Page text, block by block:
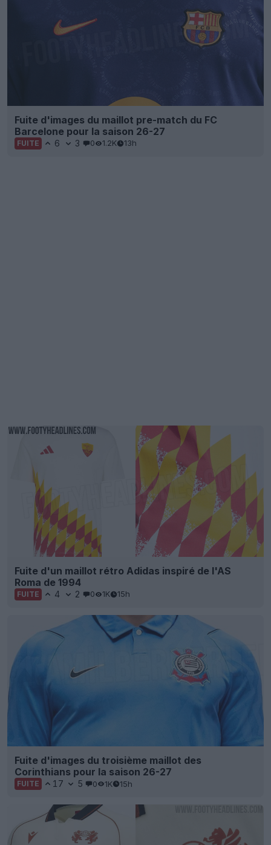
Fuite d'images du maillot pre-match du FC
Barcelone pour la saison 26-27
FUITE 6 3 0 1.2K 13h
Fuite d'un maillot rétro Adidas inspiré de l'AS
Roma de 1994
FUITE 4 2 0 1K 15h
Fuite d'images du troisième maillot des
Corinthians pour la saison 26-27
FUITE 17 5 0 1K 15h